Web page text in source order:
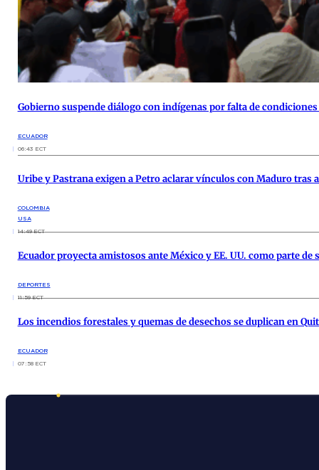
Gobierno suspende diálogo con indígenas por falta de
ECUADOR
06:43 ECT
Uribe y Pastrana exigen a Petro aclarar vínculos con Maduro tras
COLOMBIA
USA
14:49 ECT
Ecuador proyecta amistosos ante México y EE. UU. como parte
DEPORTES
11:59 ECT
Los incendios forestales y quemas de desechos se duplican en
ECUADOR
07:58 ECT